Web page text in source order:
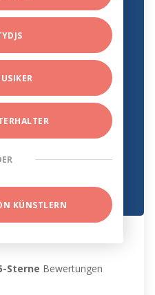
KÜNSTLERN
Sterne Bewertungen